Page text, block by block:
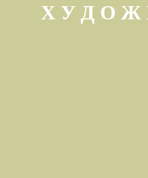
Х У Д О